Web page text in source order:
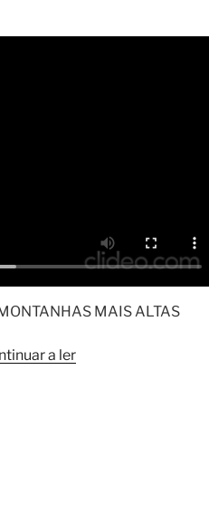
MAIS ALTAS
a ler“Rodas